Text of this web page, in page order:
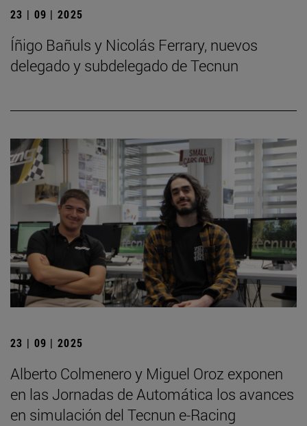
23 | 09 | 2025
Íñigo Bañuls y Nicolás Ferrary, nuevos
delegado y subdelegado de Tecnun
23 | 09 | 2025
Alberto Colmenero y Miguel Oroz exponen
en las Jornadas de Automática los avances
en simulación del Tecnun e-Racing